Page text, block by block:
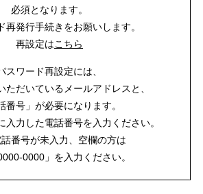
必須となります。
再発行手続きをお願いします。
再設定はこちら
スワード再設定には、
ただいているメールアドレスと、
番号」が必要になります。
力した電話番号を入力ください。
話番号が未入力、空欄の方は
0000」を入力ください。